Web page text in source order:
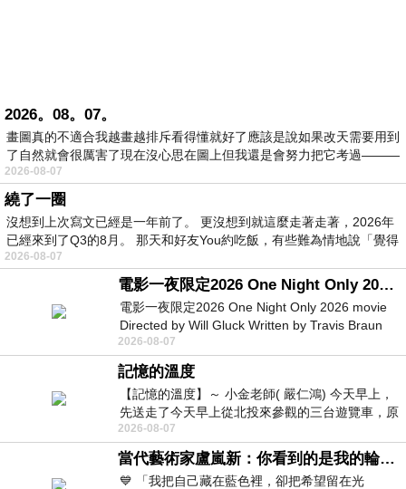
2026。08。07。
畫圖真的不適合我越畫越排斥看得懂就好了應該是說如果改天需要用到
了自然就會很厲害了現在沒心思在圖上但我還是會努力把它考過———
2026-08-07
繞了一圈
沒想到上次寫文已經是一年前了。 更沒想到就這麼走著走著，2026年
已經來到了Q3的8月。 那天和好友You約吃飯，有些難為情地說「覺得
2026-08-07
電影一夜限定2026 One Night Only 2026 movie
電影一夜限定2026 One Night Only 2026 movie
Directed by Will Gluck Written by Travis Braun
Starring Monica Barbaro
2026-08-07
記憶的溫度
【記憶的溫度】～ 小金老師( 嚴仁鴻) 今天早上，
先送走了今天早上從北投來參觀的三台遊覽車，原
以為展場已經差不多要安靜下來，卻發
2026-08-07
當代藝術家盧嵐新：你看到的是我的輪廓，還是你的故事？——藏在藍色裡的希望與光
💙 「我把自己藏在藍色裡，卻把希望留在光